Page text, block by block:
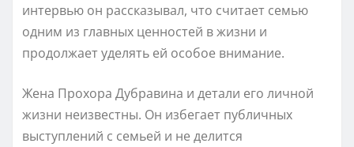
интервью он рассказывал, что считает семью
одним из главных ценностей в жизни и
продолжает уделять ей особое внимание.
Жена Прохора Дубравина и детали его личной
жизни неизвестны. Он избегает публичных
выступлений с семьей и не делится